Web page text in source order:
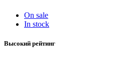
On sale
In stock
Высокий рейтинг